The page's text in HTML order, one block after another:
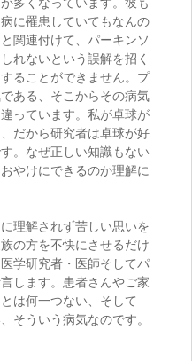
多くなっています。彼も
に罹患していてもなんの
関連付けて、パーキンソ
れないという誤解を招く
ることができません。プ
ある、そこからその病気
っています。私が卓球が
だから研究者は卓球が好
。なぜ正しい知識もない
やけにできるのか理解に
理解されず苦しい思いを
の方を不快にさせるだけ
学研究者・医師そしてパ
します。患者さんやご家
は何一つない、そして
そういう病気なのです。